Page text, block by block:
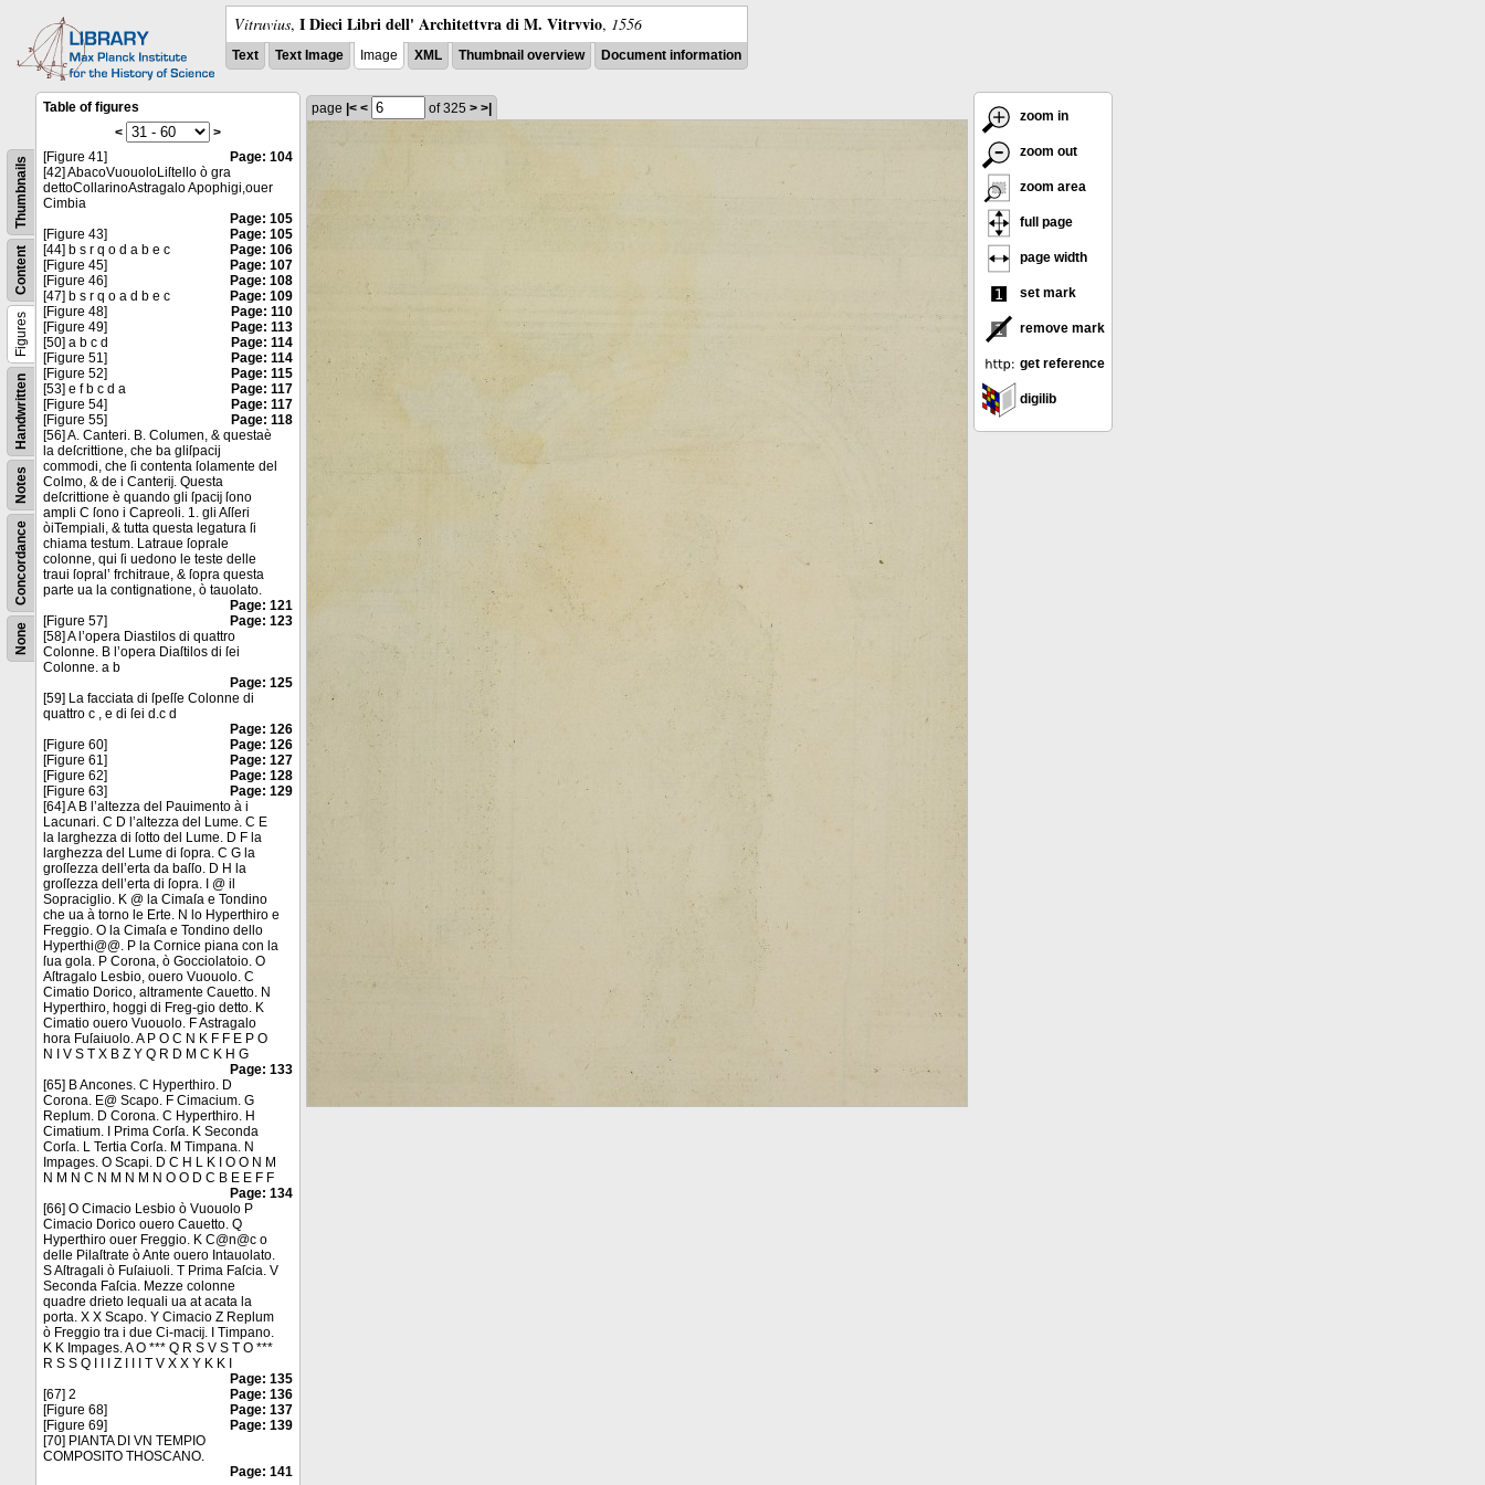
Vitruvius, I Dieci Libri dell' Architettvra di M. Vitrvvio, 1556
Text Text Image Image XML Thumbnail overview Document information
None
Concordance
Notes
Handwritten
Figures
Content
Thumbnails
Table of figures
<
>
[Figure 41]
Page: 104
[42] AbacoVuouoloLiſtello ò gra
dettoCollarinoAstragalo Apophigi,ouer
Cimbia
Page: 105
[Figure 43]
Page: 105
[44] b s r q o d a b e c
Page: 106
[Figure 45]
Page: 107
[Figure 46]
Page: 108
[47] b s r q o a d b e c
Page: 109
[Figure 48]
Page: 110
[Figure 49]
Page: 113
[50] a b c d
Page: 114
[Figure 51]
Page: 114
[Figure 52]
Page: 115
[53] e f b c d a
Page: 117
[Figure 54]
Page: 117
[Figure 55]
Page: 118
[56] A. Canteri. B. Columen, & questaè
la deſcrittione, che ba gliſpacij
commodi, che ſi contenta ſolamente del
Colmo, & de i Canterĳ. Questa
deſcrittione è quando gli ſpacĳ ſono
ampli C ſono i Capreoli. 1. gli Aſſeri
òiTempiali, & tutta questa legatura ſi
chiama testum. Latraue ſoprale
colonne, qui ſi uedono le teste delle
traui ſopral’ frchitraue, & ſopra questa
parte ua la contignatione, ò tauolato.
Page: 121
[Figure 57]
Page: 123
[58] A l’opera Diastilos di quattro
Colonne. B l’opera Diaſtilos di ſei
Colonne. a b
Page: 125
[59] La facciata di ſpeſſe Colonne di
quattro c , e di ſei d.c d
Page: 126
[Figure 60]
Page: 126
[Figure 61]
Page: 127
[Figure 62]
Page: 128
[Figure 63]
Page: 129
[64] A B l’altezza del Pauimento à i
Lacunari. C D l’altezza del Lume. C E
la larghezza di ſotto del Lume. D F la
larghezza del Lume di ſopra. C G la
groſſezza dell’erta da baſſo. D H la
groſſezza dell’erta di ſopra. I @ il
Sopraciglio. K @ la Cimaſa e Tondino
che ua à torno le Erte. N lo Hyperthiro e
Freggio. O la Cimaſa e Tondino dello
Hyperthi@@. P la Cornice piana con la
ſua gola. P Corona, ò Gocciolatoio. O
Aſtragalo Lesbio, ouero Vuouolo. C
Cimatio Dorico, altramente Cauetto. N
Hyperthiro, hoggi di Freg-gio detto. K
Cimatio ouero Vuouolo. F Astragalo
hora Fuſaiuolo. A P O C N K F F E P O
N I V S T X B Z Y Q R D M C K H G
Page: 133
[65] B Ancones. C Hyperthiro. D
Corona. E@ Scapo. F Cimacium. G
Replum. D Corona. C Hyperthiro. H
Cimatium. I Prima Corſa. K Seconda
Corſa. L Tertia Corſa. M Timpana. N
Impages. O Scapi. D C H L K I O O N M
N M N C N M N M N O O D C B E E F F
Page: 134
[66] O Cimacio Lesbio ò Vuouolo P
Cimacio Dorico ouero Cauetto. Q
Hyperthiro ouer Freggio. K C@n@c o
delle Pilaſtrate ò Ante ouero Intauolato.
S Aſtragali ò Fuſaiuoli. T Prima Faſcia. V
Seconda Faſcia. Mezze colonne
quadre drieto lequali ua at acata la
porta. X X Scapo. Y Cimacio Z Replum
ò Freggio tra i due Ci-macĳ. I Timpano.
K K Impages. A O *** Q R S V S T O ***
R S S Q I I I Z I I I T V X X Y K K I
Page: 135
[67] 2
Page: 136
[Figure 68]
Page: 137
[Figure 69]
Page: 139
[70] PIANTA DI VN TEMPIO
COMPOSITO THOSCANO.
Page: 141
page |< < of 325 > >|
zoom in
zoom out
zoom area
full page
page width
set mark
remove mark
get reference
digilib